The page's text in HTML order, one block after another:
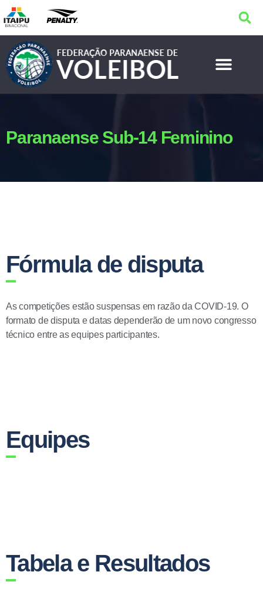
Paranaense Sub-14 Feminino
Fórmula de disputa
As competições estão suspensas em razão da COVID-19. O
formato de disputa e datas dependerão de um novo congresso
técnico entre as equipes participantes.
Equipes
Tabela e Resultados